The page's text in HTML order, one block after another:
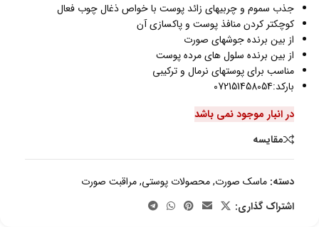
جذب سموم و چربیهای زائد پوست با خواص ذغال چوب فعال
کوچکتر کردن منافذ پوست و پاکسازی آن
از بین برنده جوشهای صورت
از بین برنده سلول های مرده پوست
مناسب برای پوستهای نرمال و ترکیبی
بارکد:072151458054
در انبار موجود نمی باشد
مقایسه
دسته: ماسک صورت,محصولات پوستی,مراقبت صورت
اشتراک گذاری: